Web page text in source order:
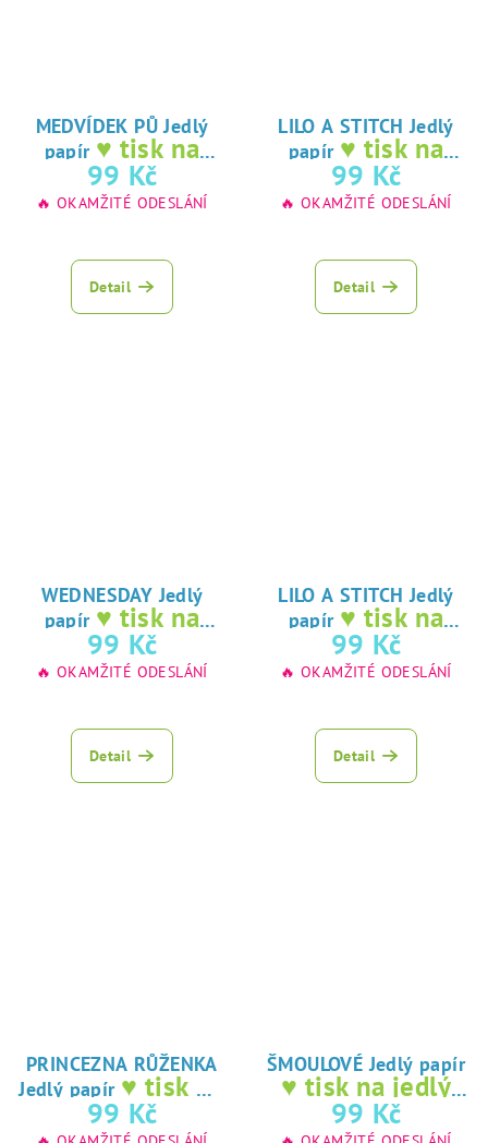
MEDVÍDEK PŮ Jedlý
papír ♥ tisk na
jedlý papír
99 Kč
🔥 OKAMŽITÉ ODESLÁNÍ
Detail
LILO A STITCH Jedlý
papír ♥ tisk na
jedlý papír
99 Kč
🔥 OKAMŽITÉ ODESLÁNÍ
Detail
WEDNESDAY Jedlý
papír ♥ tisk na
jedlý papír
99 Kč
🔥 OKAMŽITÉ ODESLÁNÍ
Detail
LILO A STITCH Jedlý
papír ♥ tisk na
jedlý papír
99 Kč
🔥 OKAMŽITÉ ODESLÁNÍ
hodnocení
produktu
Detail
PRINCEZNA RŮŽENKA
Jedlý papír ♥ tisk na
jedlý papír
99 Kč
ŠMOULOVÉ Jedlý papír
♥ tisk na jedlý
papír
99 Kč